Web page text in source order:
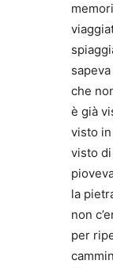
che
è già
visto
visto
la
non
per